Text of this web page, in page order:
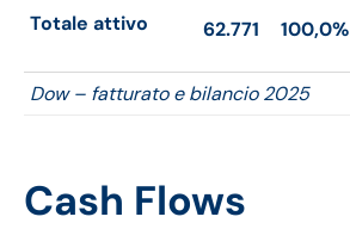
Totale attivo 62.771 100,0%
Dow – fatturato e bilancio 2025
Cash Flows